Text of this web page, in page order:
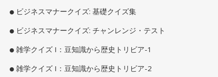
ビジネスマナークイズ: 基礎クイズ集
ビジネスマナークイズ: チャンレンジ・テスト
雑学クイズ I：豆知識から歴史トリビア-1
雑学クイズ I：豆知識から歴史トリビア-2